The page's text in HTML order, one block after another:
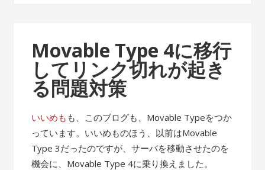
Movable Type 4に移行
してリンク切れが起き
る問題対策
いいめも も、このブログも、Movable Typeをつか
っています。いいめものほう、以前はMovable
Type 3だったのですが、サーバを移動させたのを
機会に、Movable Type 4に乗り換えました。